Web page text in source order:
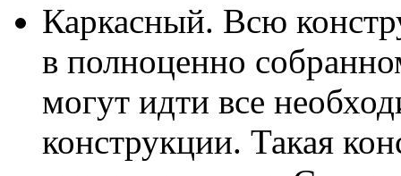
Каркасный. Всю
в полноценно
могут идти все
конструкции. Такая